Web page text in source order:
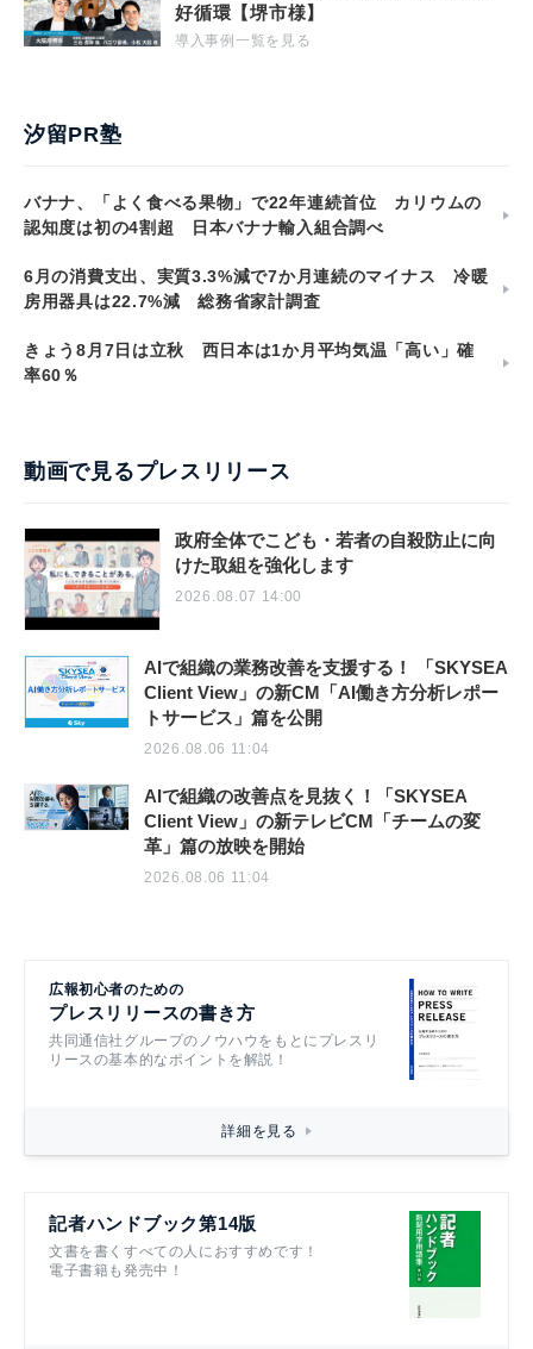
好循環【堺市様】
導入事例一覧を見る
汐留PR塾
バナナ、「よく食べる果物」で22年連続首位 カリウムの
認知度は初の4割超 日本バナナ輸入組合調べ
6月の消費支出、実質3.3%減で7か月連続のマイナス 冷暖
房用器具は22.7%減 総務省家計調査
きょう8月7日は立秋 西日本は1か月平均気温「高い」確
率60％
動画で見るプレスリリース
政府全体でこども・若者の自殺防止に向
けた取組を強化します
2026.08.07 14:00
AIで組織の業務改善を支援する！ 「SKYSEA
Client View」の新CM「AI働き方分析レポー
トサービス」篇を公開
2026.08.06 11:04
AIで組織の改善点を見抜く！「SKYSEA
Client View」の新テレビCM「チームの変
革」篇の放映を開始
2026.08.06 11:04
広報初心者のための
プレスリリースの書き方
共同通信社グループのノウハウをもとにプレスリ
リースの基本的なポイントを解説！
詳細を見る
記者ハンドブック第14版
文書を書くすべての人におすすめです！
電子書籍も発売中！